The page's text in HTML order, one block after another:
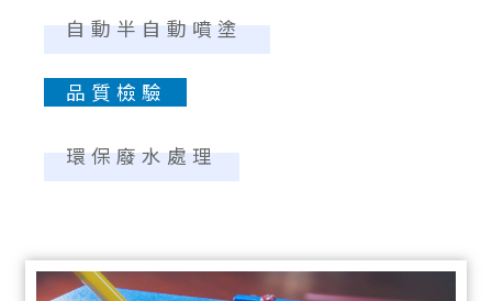
自動半自動噴塗
品質檢驗
環保廢水處理